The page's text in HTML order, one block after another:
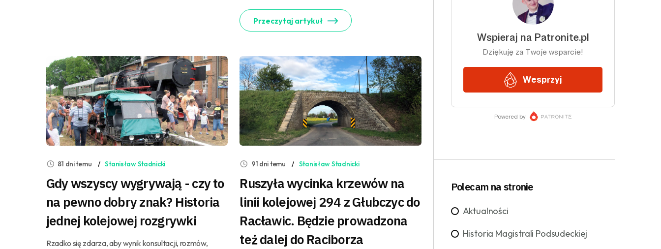
Przeczytaj artykuł
81 dni temu Stanisław Stadnicki
Gdy wszyscy wygrywają - czy to
na pewno dobry znak? Historia
jednej kolejowej rozgrywki
Rzadko się zdarza, aby wynik konsultacji, rozmów,
91 dni temu Stanisław Stadnicki
Ruszyła wycinka krzewów na
linii kolejowej 294 z Głubczyc do
Racławic. Będzie prowadzona
też dalej do Raciborza
Polecam na stronie
Aktualności
Historia Magistrali Podsudeckiej